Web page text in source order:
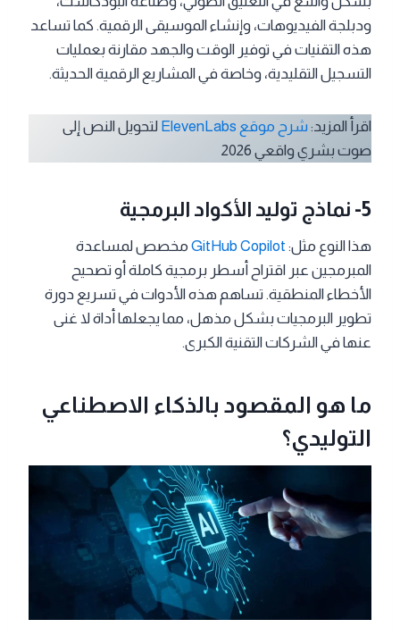
ودبلجة الفيديوهات، وإنشاء الموسيقى الرقمية. كما تساعد
هذه التقنيات في توفير الوقت والجهد مقارنة بعمليات
التسجيل التقليدية، وخاصة في المشاريع الرقمية الحديثة.
اقرأ المزيد:شرح موقع ElevenLabs
لتحويل النص إلى
صوت بشري واقعي 2026
5- نماذج توليد الأكواد البرمجية
هذا النوع مثل: GitHub Copilot مخصص لمساعدة
المبرمجين عبر اقتراح أسطر برمجية كاملة أو تصحيح
الأخطاء المنطقية. تساهم هذه الأدوات في تسريع دورة
تطوير البرمجيات بشكل مذهل، مما يجعلها أداة لا غنى
عنها في الشركات التقنية الكبرى.
ما هو المقصود بالذكاء الاصطناعي
التوليدي؟